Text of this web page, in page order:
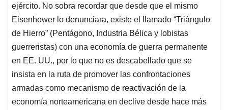
ejército. No sobra recordar que desde que el mismo
Eisenhower lo denunciara, existe el llamado “Triángulo
de Hierro” (Pentágono, Industria Bélica y lobistas
guerreristas) con una economía de guerra permanente
en EE. UU., por lo que no es descabellado que se
insista en la ruta de promover las confrontaciones
armadas como mecanismo de reactivación de la
economía norteamericana en declive desde hace más